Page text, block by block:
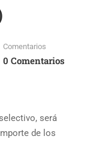
Comentarios
0 Comentarios
será
de los